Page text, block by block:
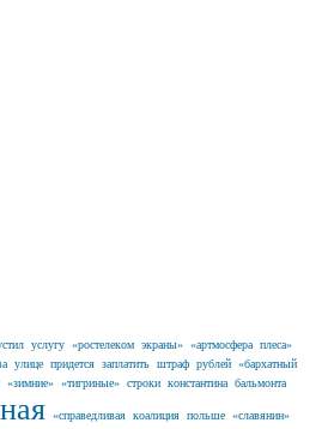
услугу «ростелеком экраны» «артмосфера плеса»
улице придется заплатить штраф рублей «бархатный
«зимние» «тигриные» строки константина бальмонта
«справедливая коалиция польше «славянин»